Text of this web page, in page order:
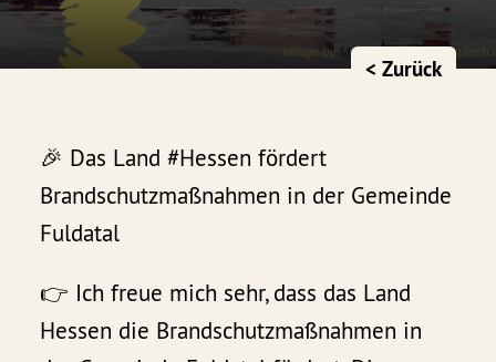
< Zurück
🎉 Das Land #Hessen fördert
Brandschutzmaßnahmen in der Gemeinde
Fuldatal
👉 Ich freue mich sehr, dass das Land
Hessen die Brandschutzmaßnahmen in